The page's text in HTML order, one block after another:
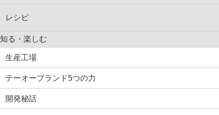
レシピ
知る・楽しむ
生産工場
テーオーブランド5つの力
開発秘話